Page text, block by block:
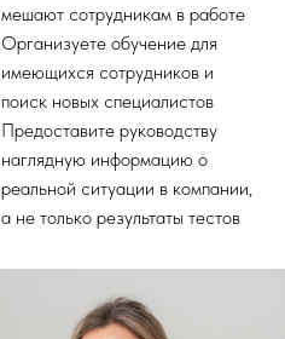
мешают сотрудникам в работе
Организуете обучение для
имеющихся сотрудников и
поиск новых специалистов
Предоставите руководству
наглядную информацию о
реальной ситуации в компании,
а не только результаты тестов